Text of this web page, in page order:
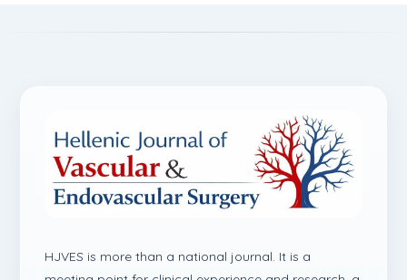
HJVES is more than a national journal. It is a